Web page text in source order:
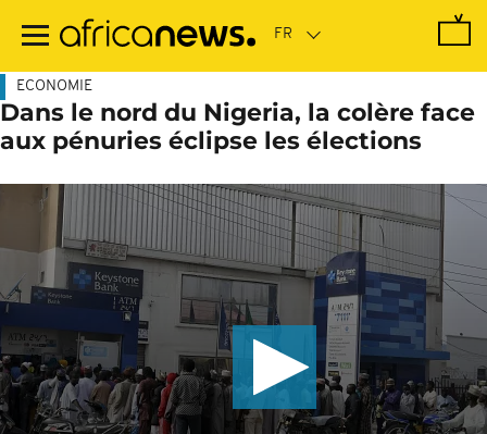
contenu
ECONOMIE
Dans le nord du Nigeria, la colère face
aux pénuries éclipse les élections